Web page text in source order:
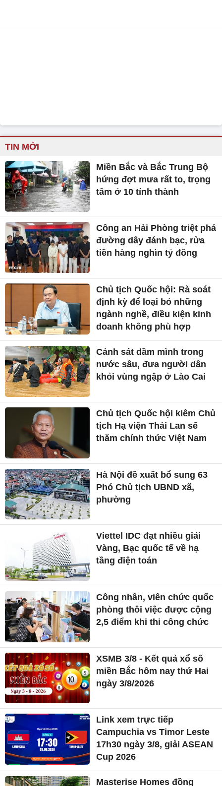
TIN MỚI
Miền Bắc và Bắc Trung Bộ
hứng đợt mưa rất to, trọng
tâm ở 10 tỉnh thành
Công an Hải Phòng triệt phá
đường dây đánh bạc, rửa
tiền hàng nghìn tỷ đồng
Chủ tịch Quốc hội: Rà soát
định kỳ để loại bỏ những
ngành nghề, điều kiện kinh
doanh không phù hợp
Cảnh sát dầm mình trong
nước sâu, đưa người dân
khỏi vùng ngập ở Lào Cai
Chủ tịch Quốc hội kiêm Chủ
tịch Hạ viện Thái Lan sẽ
thăm chính thức Việt Nam
Hà Nội đề xuất bổ sung 63
Phó Chủ tịch UBND xã,
phường
Viettel IDC đạt nhiều giải
Vàng, Bạc quốc tế về hạ
tầng điện toán
Công nhân, viên chức quốc
phòng thôi việc được cộng
2,5 điểm khi thi công chức
XSMB 3/8 - Kết quả xổ số
miền Bắc hôm nay thứ Hai
ngày 3/8/2026
Link xem trực tiếp
Campuchia vs Timor Leste
17h30 ngày 3/8, giải ASEAN
Cup 2026
Masterise Homes đồng